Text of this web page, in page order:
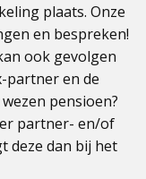
plaats. Onze
en bespreken!
ook gevolgen
partner en de
pensioen?
partner- en/of
deze dan bij het